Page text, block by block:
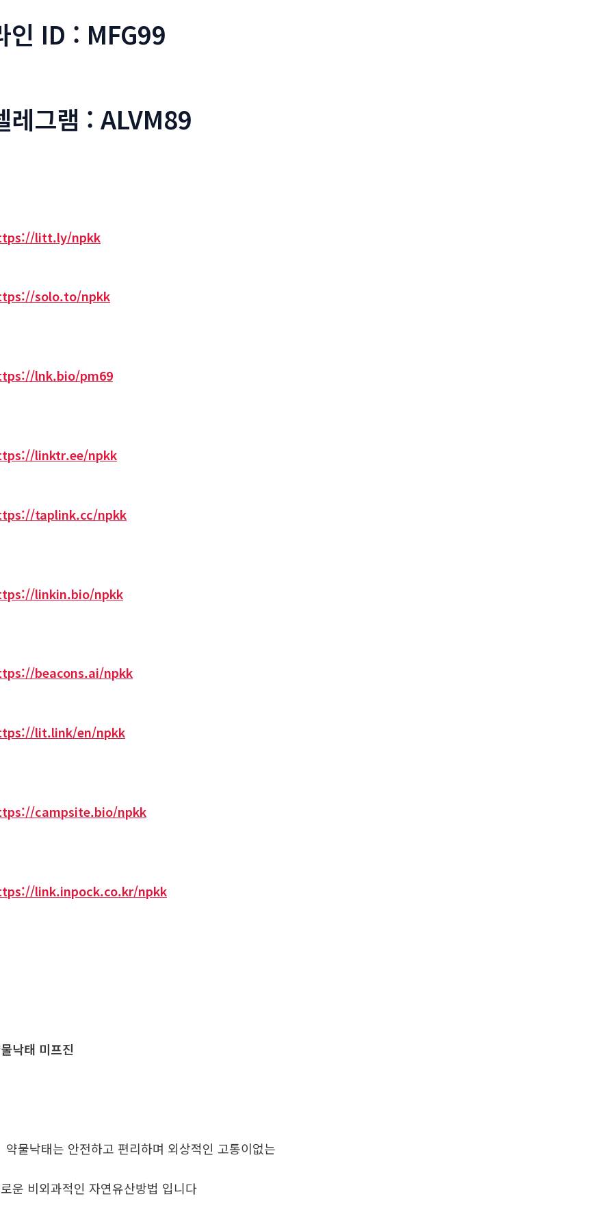
인 ID : MFG99
레그램 : ALVM89
litt.ly/npkk
solo.to/npkk
lnk.bio/pm69
linktr.ee/npkk
taplink.cc/npkk
linkin.bio/npkk
beacons.ai/npkk
lit.link/en/npkk
campsite.bio/npkk
link.inpock.co.kr/npkk
낙태 미프진
물낙태는 안전하고 편리하며 외상적인 고통이없는
운 비외과적인 자연유산방법 입니다